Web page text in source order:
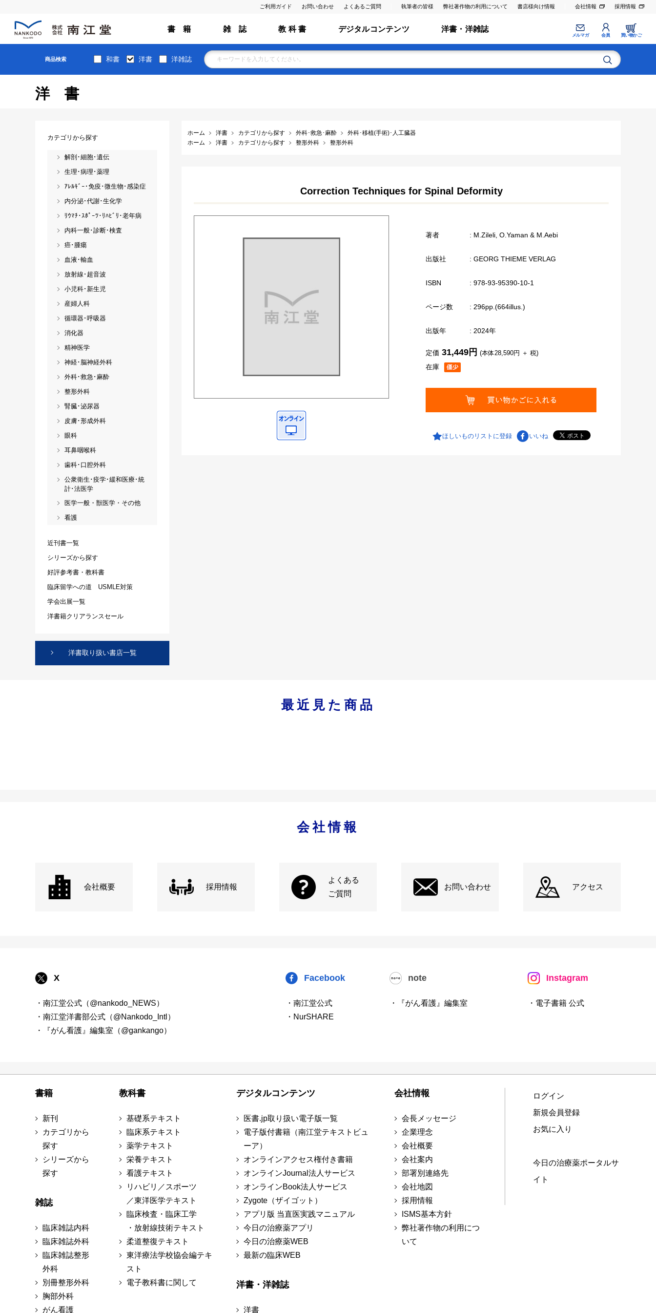
ご利用ガイド お問い合わせ よくあるご質問 執筆者の皆様 弊社著作物の利用について 書店様向け情報 会社情報 採用情報
書 籍 雑 誌 教 科 書 デジタルコンテンツ 洋書・洋雑誌
メルマガ 会員 買い物かご
商品検索 和書 洋書 洋雑誌
洋書
ホーム 洋書 カテゴリから探す 外科･救急･麻酔
外科･移植(手術)･人工臓器
ホーム
洋書 カテゴリから探す 整形外科 整形外科
Correction Techniques for Spinal Deformity
著者 : M.Zileli, O.Yaman & M.Aebi
出版社 : GEORG THIEME VERLAG
ISBN : 978-93-95390-10-1
ページ数 : 296pp.(664illus.)
出版年 : 2024年
在庫
定価 31,449円 (本体28,590円 ＋ 税)
ほしいものリストに登録 いいね
カテゴリから探す
解剖･細胞･遺伝
生理･病理･薬理
ｱﾚﾙｷﾞｰ･免疫･微生物･感染症
内分泌･代謝･生化学
ﾘｳﾏﾁ･ｽﾎﾟｰﾂ･ﾘﾊﾋﾞﾘ･老年病
内科一般･診断･検査
癌･腫瘍
血液･輸血
放射線･超音波
小児科･新生児
産婦人科
循環器･呼吸器
消化器
精神医学
神経･脳神経外科
外科･救急･麻酔
整形外科
腎臓･泌尿器
皮膚･形成外科
眼科
耳鼻咽喉科
歯科･口腔外科
公衆衛生･疫学･緩和医療･統
計･法医学
医学一般・獣医学・その他
看護
近刊書一覧
シリーズから探す
好評参考書・教科書
臨床留学への道 USMLE対策
学会出展一覧
洋書籍クリアランスセール
洋書取り扱い書店一覧
最近見た商品
会社情報
会社概要 採用情報
よくある
ご質問
お問い合わせ アクセス
X
・南江堂公式（@nankodo_NEWS）
・南江堂洋書部公式（@Nankodo_Intl）
・『がん看護』編集室（@gankango）
Facebook
・南江堂公式
・NurSHARE
note
・『がん看護』編集室
Instagram
・電子書籍 公式
書籍
新刊
カテゴリから
探す
シリーズから
探す
雑誌
臨床雑誌内科
臨床雑誌外科
臨床雑誌整形
外科
別冊整形外科
胸部外科
がん看護
教科書
基礎系テキスト
臨床系テキスト
薬学テキスト
栄養テキスト
看護テキスト
リハビリ／スポーツ
／東洋医学テキスト
臨床検査・臨床工学
・放射線技術テキスト
柔道整復テキスト
東洋療法学校協会編テキ
スト
電子教科書に関して
デジタルコンテンツ
医書.jp取り扱い電子版一覧
電子版付書籍（南江堂テキストビュ
ーア）
オンラインアクセス権付き書籍
オンラインJournal法人サービス
オンラインBook法人サービス
Zygote（ザイゴット）
アプリ版 当直医実践マニュアル
今日の治療薬アプリ
今日の治療薬WEB
最新の臨床WEB
洋書・洋雑誌
洋書
会社情報
会長メッセージ
企業理念
会社概要
会社案内
部署別連絡先
会社地図
採用情報
ISMS基本方針
弊社著作物の利用につ
いて
ログイン
新規会員登録
お気に入り
今日の治療薬ポータルサ
イト